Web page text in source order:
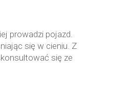
prowadzi pojazd.
się w cieniu. Z
się ze